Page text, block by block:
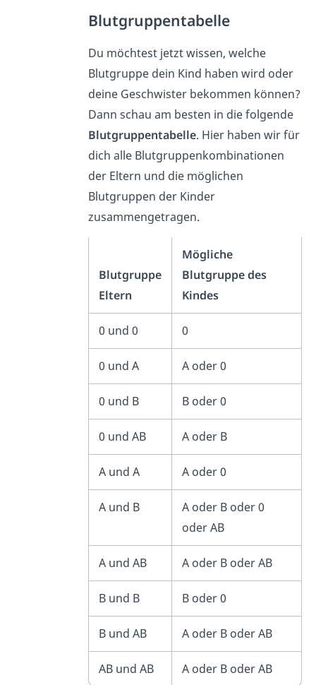
Blutgruppentabelle
Du möchtest jetzt wissen, welche
Blutgruppe dein Kind haben wird oder
deine Geschwister bekommen können?
Dann schau am besten in die folgende
Blutgruppentabelle. Hier haben wir für
dich alle Blutgruppenkombinationen
der Eltern und die möglichen
Blutgruppen der Kinder
zusammengetragen.
Blutgruppe
Eltern
Mögliche
Blutgruppe des
Kindes
0 und 0 0
0 und A A oder 0
0 und B B oder 0
0 und AB A oder B
A und A A oder 0
A und B
A oder B oder 0
oder AB
A und AB A oder B oder AB
B und B B oder 0
B und AB A oder B oder AB
AB und AB A oder B oder AB